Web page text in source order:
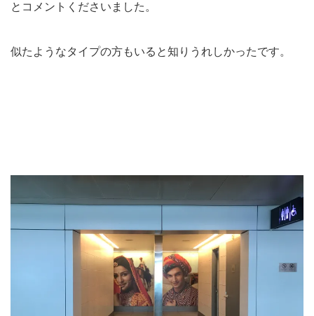
とコメントくださいました。
似たようなタイプの方もいると知りうれしかったです。